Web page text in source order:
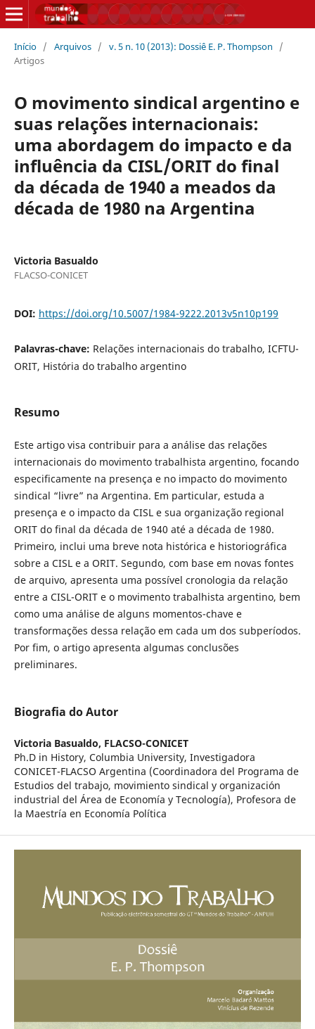
Início / Arquivos / v. 5 n. 10 (2013): Dossiê E. P. Thompson
/
Artigos
O movimento sindical argentino e
suas relações internacionais:
uma abordagem do impacto e da
influência da CISL/ORIT do final
da década de 1940 a meados da
década de 1980 na Argentina
Victoria Basualdo
FLACSO-CONICET
DOI: https://doi.org/10.5007/1984-9222.2013v5n10p199
Palavras-chave: Relações internacionais do trabalho, ICFTU-
ORIT, História do trabalho argentino
Resumo
Este artigo visa contribuir para a análise das relações
internacionais do movimento trabalhista argentino, focando
especificamente na presença e no impacto do movimento
sindical “livre” na Argentina. Em particular, estuda a
presença e o impacto da CISL e sua organização regional
ORIT do final da década de 1940 até a década de 1980.
Primeiro, inclui uma breve nota histórica e historiográfica
sobre a CISL e a ORIT. Segundo, com base em novas fontes
de arquivo, apresenta uma possível cronologia da relação
entre a CISL-ORIT e o movimento trabalhista argentino, bem
como uma análise de alguns momentos-chave e
transformações dessa relação em cada um dos subperíodos.
Por fim, o artigo apresenta algumas conclusões
preliminares.
Biografia do Autor
Victoria Basualdo, FLACSO-CONICET
Ph.D in History, Columbia University, Investigadora
CONICET-FLACSO Argentina (Coordinadora del Programa de
Estudios del trabajo, movimiento sindical y organización
industrial del Área de Economía y Tecnología), Profesora de
la Maestría en Economía Política